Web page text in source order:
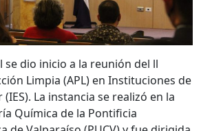
se dio inicio a la reunión del ll
Limpia (APL) en Instituciones de
La instancia se realizó en la
Química de la Pontificia